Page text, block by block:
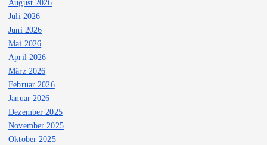
August 2026
Juli 2026
Juni 2026
Mai 2026
April 2026
März 2026
Februar 2026
Januar 2026
Dezember 2025
November 2025
Oktober 2025